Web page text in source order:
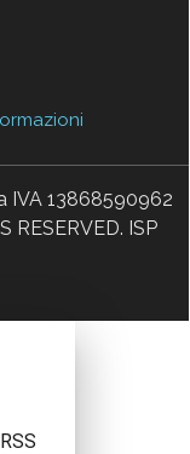
IVA 13868590962
ISP